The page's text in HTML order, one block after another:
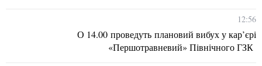
12:56
О 14.00 проведуть плановий вибух у кар’єрі
«Першотравневий» Північного ГЗК